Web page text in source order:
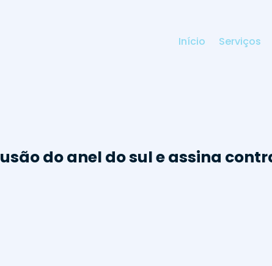
Início Serviços
do anel do sul e assina